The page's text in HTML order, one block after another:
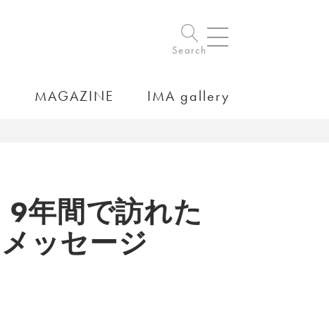
Search
MAGAZINE IMA gallery
9年間で訪れた
ッセージ